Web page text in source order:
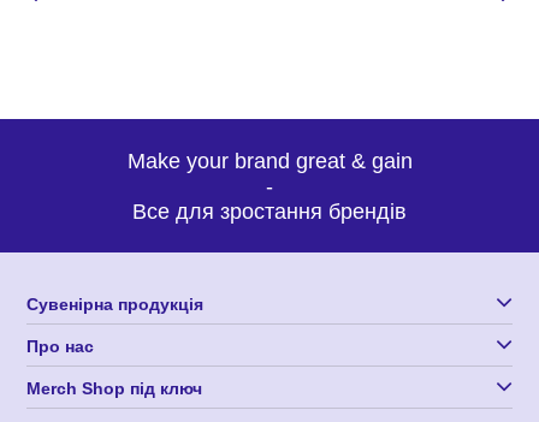
нашу продукцію такою затребуваною та унікальною.
Замовляючи виготовлення лямкових поясів у нас, Ви можете
оригінальному дизайні виробів, які точно сподобаються
вашим співробітникам;
індивідуальному підході до кожного замовлення;
доставці продукції по всій Україні.
Make your brand great & gain
-
Все для зростання брендів
Сувенірна продукція
Про нас
Merch Shop під ключ